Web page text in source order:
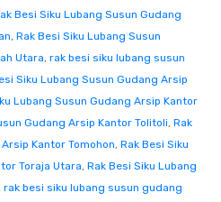
Besi Siku Lubang Susun Gudang
, Rak Besi Siku Lubang Susun
Utara, rak besi siku lubang susun
Siku Lubang Susun Gudang Arsip
Lubang Susun Gudang Arsip Kantor
Gudang Arsip Kantor Tolitoli, Rak
Kantor Tomohon, Rak Besi Siku
Toraja Utara, Rak Besi Siku Lubang
rak besi siku lubang susun gudang